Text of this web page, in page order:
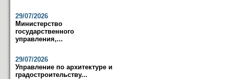
29/07/2026
Министерство
государственного
управления,...
29/07/2026
Управление по архитектуре и
градостроительству...